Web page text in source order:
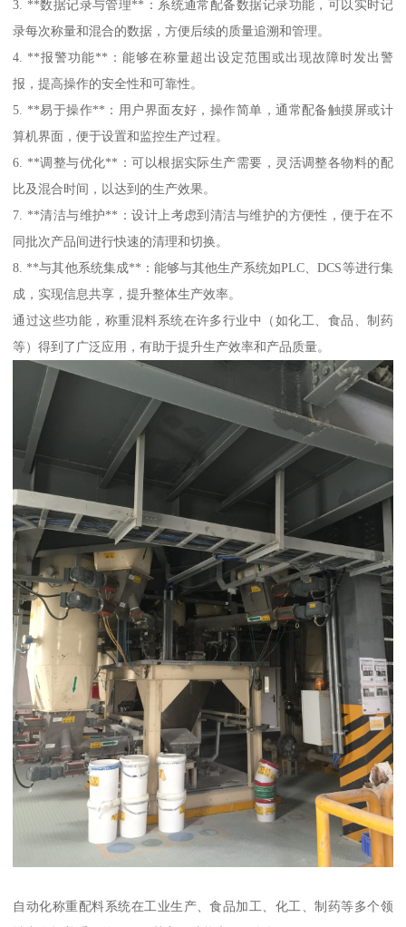
3. **数据记录与管理**：系统通常配备数据记录功能，可以实时记
录每次称量和混合的数据，方便后续的质量追溯和管理。
4. **报警功能**：能够在称量超出设定范围或出现故障时发出警
报，提高操作的安全性和可靠性。
5. **易于操作**：用户界面友好，操作简单，通常配备触摸屏或计
算机界面，便于设置和监控生产过程。
6. **调整与优化**：可以根据实际生产需要，灵活调整各物料的配
比及混合时间，以达到的生产效果。
7. **清洁与维护**：设计上考虑到清洁与维护的方便性，便于在不
同批次产品间进行快速的清理和切换。
8. **与其他系统集成**：能够与其他生产系统如PLC、DCS等进行集
成，实现信息共享，提升整体生产效率。
通过这些功能，称重混料系统在许多行业中（如化工、食品、制药
等）得到了广泛应用，有助于提升生产效率和产品质量。
自动化称重配料系统在工业生产、食品加工、化工、制药等多个领